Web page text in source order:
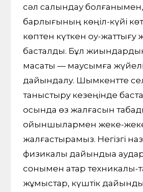
сәл салқындау болғанымен,
барлығының көңіл-күйі
көптен күткен оқу-
басталды. Бұл жиындардың
мақсаты — маусымға
дайындалу. Шымкентте
таныстыру кезеңінде
осында өз жалғасын
ойыншылармен жеке-
жалғастырамыз. Негізгі
физикалық дайындыққа
сонымен қатар техникалық-
жұмыстар, күштік